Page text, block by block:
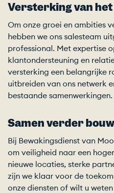
Versterking van
Om onze groei en ambities
hebben we ons salesteam
professional. Met expertise
klantondersteuning en
versterking een belangrijke
uitbreiden van ons netwerk
bestaande samenwerkingen.
Samen verder
Bij Bewakingsdienst van
om veiligheid naar een
nieuwe locaties, sterke
zijn we klaar voor de
onze diensten of wilt u